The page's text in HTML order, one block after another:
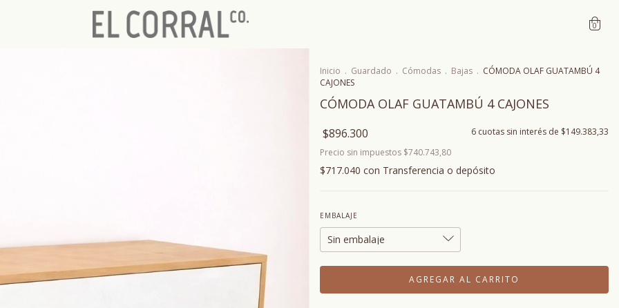
0
Inicio . Guardado . Cómodas . Bajas . CÓMODA OLAF GUATAMBÚ 4
CAJONES
CÓMODA OLAF GUATAMBÚ 4 CAJONES
$896.300 6 cuotas sin interés de $149.383,33
Precio sin impuestos $740.743,80
$717.040 con Transferencia o depósito
EMBALAJE